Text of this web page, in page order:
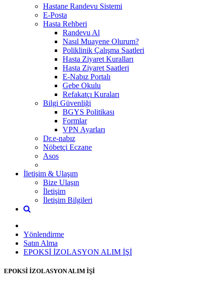
Hastane Randevu Sistemi
E-Posta
Hasta Rehberi
Randevu Al
Nasıl Muayene Olurum?
Poliklinik Çalışma Saatleri
Hasta Ziyaret Kuralları
Hasta Ziyaret Saatleri
E-Nabız Portalı
Gebe Okulu
Refakatçı Kuraları
Bilgi Güvenliği
BGYS Politikası
Formlar
VPN Ayarları
Dr.e-nabız
Nöbetçi Eczane
Asos
İletişim & Ulaşım
Bize Ulaşın
İletişim
İletişim Bilgileri
Yönlendirme
Satın Alma
EPOKSİ İZOLASYON ALIM İŞİ
EPOKSİ İZOLASYON ALIM İŞİ